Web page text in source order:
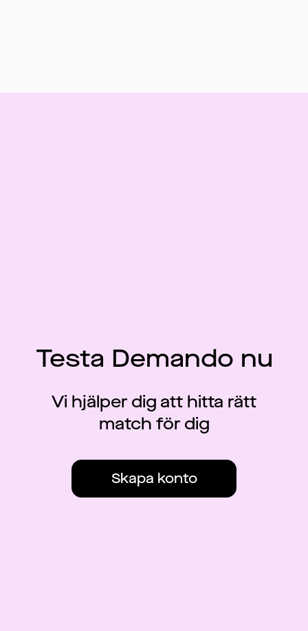
Testa Demando nu
Vi hjälper dig att hitta rätt
match för dig
Skapa konto